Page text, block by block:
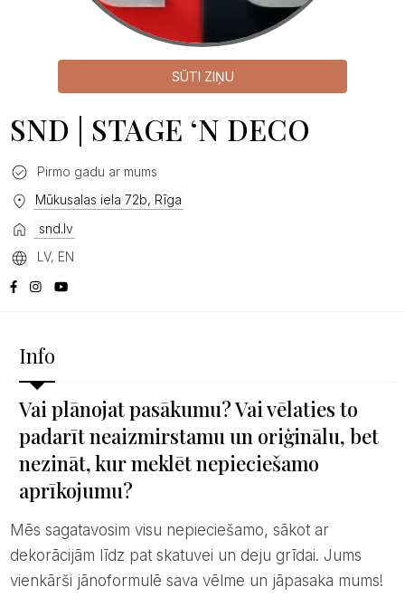
SŪTI ZIŅU
SND | STAGE ‘N DECO
Pirmo gadu ar mums
Mūkusalas iela 72b, Rīga
snd.lv
LV, EN
Info
Vai plānojat pasākumu? Vai vēlaties to
padarīt neaizmirstamu un oriģinālu, bet
nezināt, kur meklēt nepieciešamo
aprīkojumu?
Mēs sagatavosim visu nepieciešamo, sākot ar
dekorācijām līdz pat skatuvei un deju grīdai. Jums
vienkārši jānoformulē sava vēlme un jāpasaka mums!